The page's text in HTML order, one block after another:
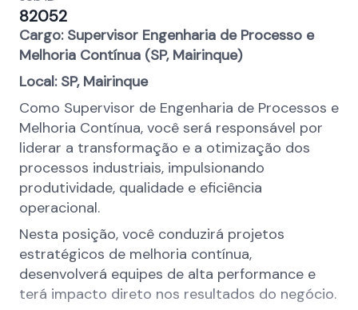
82052
Cargo: Supervisor Engenharia de Processo e
Melhoria Contínua (SP, Mairinque)
Local: SP, Mairinque
Como Supervisor de Engenharia de Processos e
Melhoria Contínua, você será responsável por
liderar a transformação e a otimização dos
processos industriais, impulsionando
produtividade, qualidade e eficiência
operacional.
Nesta posição, você conduzirá projetos
estratégicos de melhoria contínua,
desenvolverá equipes de alta performance e
terá impacto direto nos resultados do negócio.